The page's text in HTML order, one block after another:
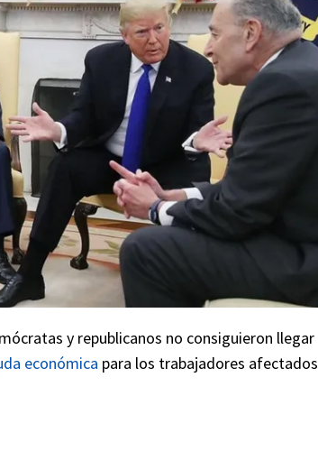
y republicanos no consiguieron llegar
económica para los trabajadores afectados